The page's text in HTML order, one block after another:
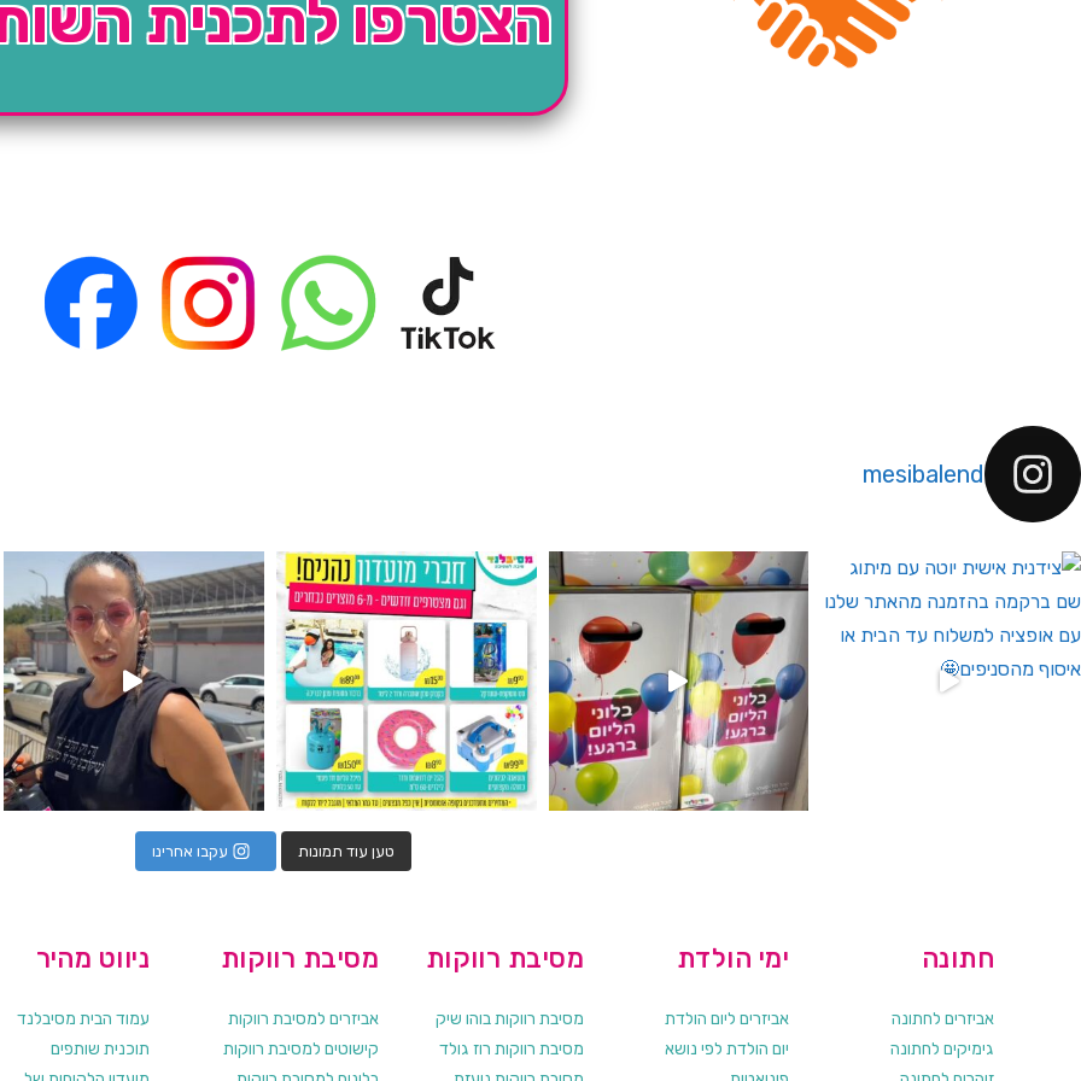
הצטרפו לתכנית
mesibalend
לחברי מועדון ומצטרפים חדשים🤍מבצעים מיוחדים רק לחברי מועדון שלנו ❤️🌟מטף כיבוי אש לגילוי מין העובר רק במסיבלנד !! קייםכוס נירוסטה ענקית שכול אחד צריך! קיימת באתר
המוצר הכי מבוקש
טען עוד תמונות עקבו אחרינו
ניווט מהיר
עמוד הבית מסיבלנד
תוכנית שותפים
מסיבת רווקות
אביזרים למסיבת רווקות
קישוטים למסיבת רווקות
מסיבת רווקות
מסיבת רווקות בוהו שיק
מסיבת רווקות רוז גולד
ימי הולדת
אביזרים ליום הולדת
יום הולדת לפי נושא
חתונה
אביזרים לחתונה
גימיקים לחתונה